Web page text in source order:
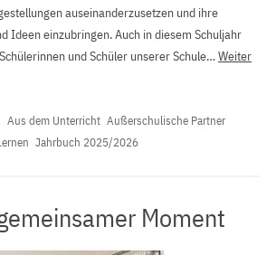
auseinanderzusetzen und ihre
Ideen einzubringen. Auch in diesem Schuljahr
und Schüler unserer Schule…Weiter
Aus dem Unterricht Außerschulische Partner
Jahrbuch 2025/2026
Moment